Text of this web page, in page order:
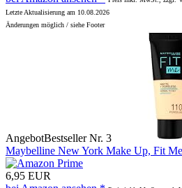
Letzte Aktualisierung am 10.08.2026
Änderungen möglich / siehe Footer
AngebotBestseller Nr. 3
Maybelline New York Make Up, Fit
6,95 EUR